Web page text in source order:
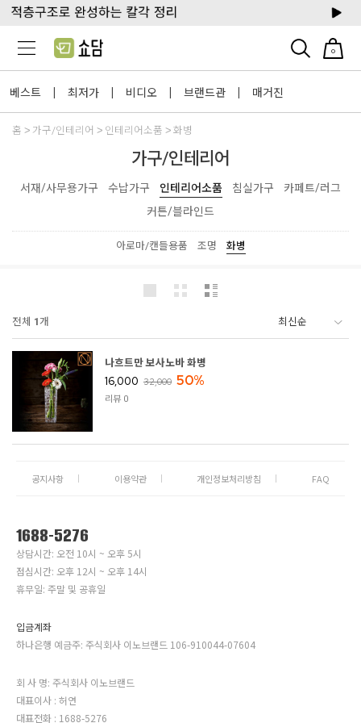
0
베스트 | 최저가 | 비디오 | 브랜드관 | 매거진
홈 가구/인테리어 인테리어소품 화병
가구/인테리어
서재/사무용가구 수납가구 인테리어소품 침실가구
카페트/러그
커튼/블라인드
아로마/캔들용품 조명 화병
전체 1개
나흐트만 보사노바 화병
16,000 32,000 50%
리뷰 0
공지사항 이용약관 개인정보처리방침 FAQ
1688-5276
상담시간: 오전 10시 ~ 오후 5시
점심시간: 오후 12시 ~ 오후 14시
휴무일: 주말 및 공휴일
입금계좌
하나은행 예금주: 주식회사 이노브랜드 106-910044-07604
회 사 명: 주식회사 이노브랜드
대표이사 : 허연
대표전화 : 1688-5276